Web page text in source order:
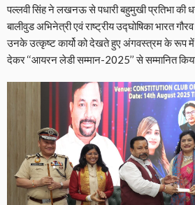
पल्लवी सिंह ने लखनऊ से पधारी बहुमुखी प्रतिभा की
बालीवुड अभिनेत्री एवं राष्ट्रीय उद्घोषिका भारत
उनके उत्कृष्ट कार्यो को देखते हुए अंगवस्त्रम के रूप में
देकर ‘‘आयरन लेडी सम्मान-2025’’ से सम्मानित